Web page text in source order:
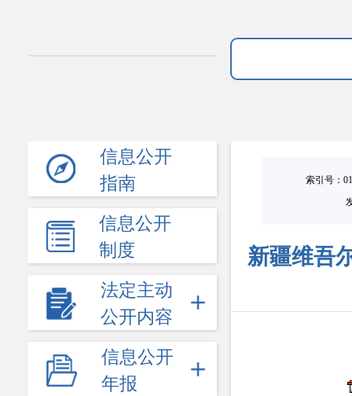
信息公开
指南
信息公开
制度
法定主动
公开内容
信息公开
年报
索引号：
新疆维吾